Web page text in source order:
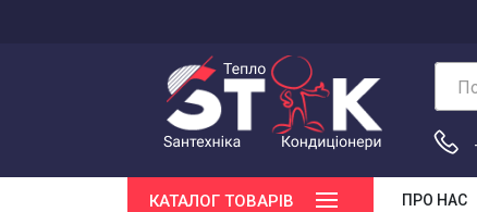
КАТАЛОГ ТОВАРІВ ПРО НАС